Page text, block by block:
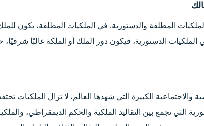
المطلقة والدستورية. في الملكيات المطلقة، يكون
الملكيات الدستورية، فيكون دور الملك أو الملكة غالبًا
الكبيرة التي شهدها العالم، لا تزال الملكيات
التي تجمع بين التقاليد الملكية والحكم الديمقراطي،